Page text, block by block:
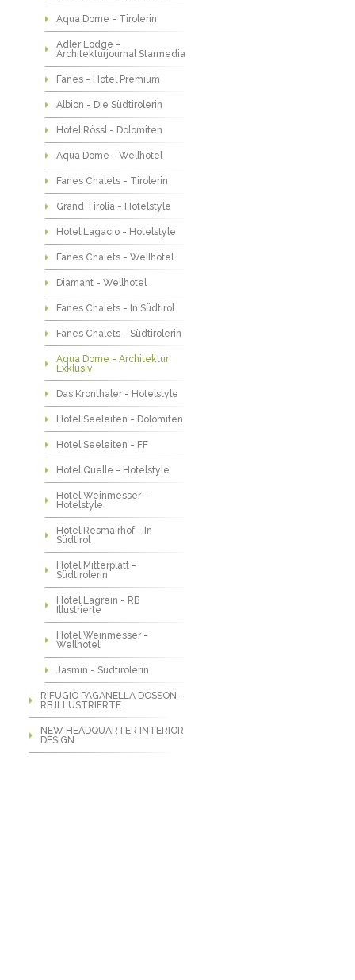
Aqua Dome - Tirolerin
Adler Lodge -
Architekturjournal Starmedia
Fanes - Hotel Premium
Albion - Die Südtirolerin
Hotel Rössl - Dolomiten
Aqua Dome - Wellhotel
Fanes Chalets - Tirolerin
Grand Tirolia - Hotelstyle
Hotel Lagacio - Hotelstyle
Fanes Chalets - Wellhotel
Diamant - Wellhotel
Fanes Chalets - In Südtirol
Fanes Chalets - Südtirolerin
Aqua Dome - Architektur
Exklusiv
Das Kronthaler - Hotelstyle
Hotel Seeleiten - Dolomiten
Hotel Seeleiten - FF
Hotel Quelle - Hotelstyle
Hotel Weinmesser -
Hotelstyle
Hotel Resmairhof - In
Südtirol
Hotel Mitterplatt -
Südtirolerin
Hotel Lagrein - RB
Illustrierte
Hotel Weinmesser -
Wellhotel
Jasmin - Südtirolerin
RIFUGIO PAGANELLA DOSSON -
RB ILLUSTRIERTE
NEW HEADQUARTER INTERIOR
DESIGN